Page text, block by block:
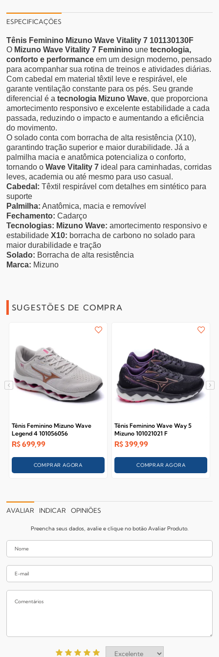
ESPECIFICAÇÕES
Tênis Feminino Mizuno Wave Vitality 7 101130130F
O Mizuno Wave Vitality 7 Feminino unetecnologia,
conforto e performance em um design moderno, pensado
para acompanhar sua rotina de treinos e atividades diárias.
Com cabedal em material têxtil leve e respirável, ele
garante ventilação constante para os pés. Seu grande
diferencial é atecnologia Mizuno Wave, que proporciona
amortecimento responsivo e excelente estabilidade a cada
passada, reduzindo o impacto e aumentando a eficiência
do movimento.
O solado conta com borracha de alta resistência (X10),
garantindo tração superior e maior durabilidade. Já a
palmilha macia e anatômica potencializa o conforto,
tornando oWave Vitality 7 ideal para caminhadas, corridas
leves, academia ou até mesmo para uso casual.
Cabedal: Têxtil respirável com detalhes em sintético para
suporte
Palmilha: Anatômica, macia e removível
Fechamento: Cadarço
Tecnologias: Mizuno Wave: amortecimento responsivo e
estabilidadeX10: borracha de carbono no solado para
maior durabilidade e tração
Solado: Borracha de alta resistência
Marca: Mizuno
SUGESTÕES DE COMPRA
Tênis Feminino Mizuno Wave
Legend 4 101056056
R$699,99
COMPRAR AGORA
Tênis Feminino Wave Way 5
Mizuno 101021021 F
R$ 399,99
COMPRAR AGORA
AVALIAR INDICAR OPINIÕES
Preencha seus dados, avalie e clique no botão Avaliar Produto.